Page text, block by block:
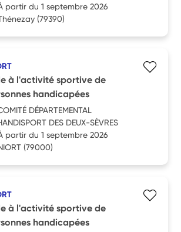
partir du 1 septembre 2026
(79390)
à l'activité sportive de
handicapées
DÉPARTEMENTAL
DES DEUX-SÈVRES
partir du 1 septembre 2026
(79000)
à l'activité sportive de
handicapées